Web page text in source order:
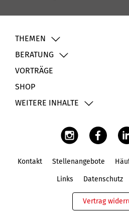
THEMEN
BERATUNG
VORTRÄGE
SHOP
WEITERE INHALTE
Kontakt Stellenangebote
Links Datenschutz
Vertrag